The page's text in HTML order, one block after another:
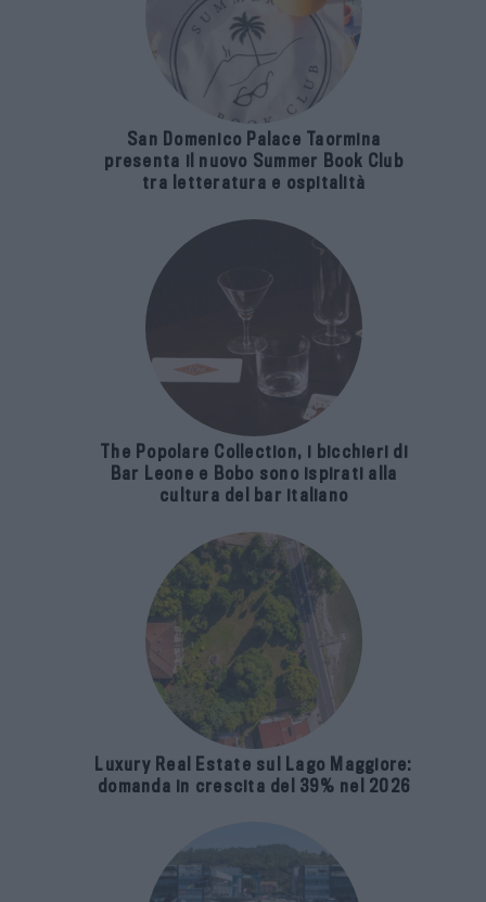
San Domenico Palace Taormina
presenta il nuovo Summer Book Club
tra letteratura e ospitalità
The Popolare Collection, i bicchieri di
Bar Leone e Bobo sono ispirati alla
cultura del bar italiano
Luxury Real Estate sul Lago Maggiore:
domanda in crescita del 39% nel 2026